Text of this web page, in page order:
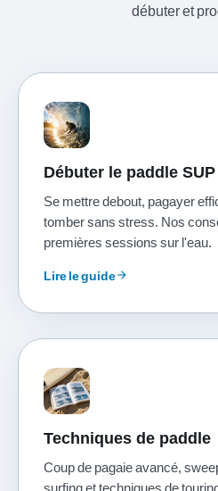
débuter et
Débuter le paddle SUP
Se mettre debout, pagayer
tomber sans stress. Nos
premières sessions sur l'eau.
Lire le guidearrow_forward
Techniques de paddle
Coup de pagaie avancé,
surfing et techniques de